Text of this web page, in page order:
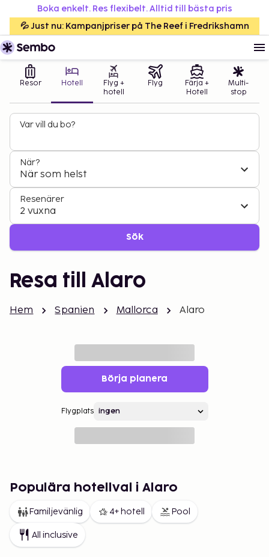
Boka enkelt. Res flexibelt. Alltid till bästa pris
💦 Just nu: Kampanjpriser på The Reef i Fredrikshamn
Resor Hotell
Flyg +
hotell
Flyg
Färja +
Hotell
Multi-
stop
Var vill du bo?
När?
När som helst
Resenärer
2 vuxna
Sök
Resa till Alaro
Hem Spanien Mallorca Alaro
Börja planera
Flygplats
Populära hotellval i Alaro
Familjevänlig 4+ hotell Pool
All inclusive